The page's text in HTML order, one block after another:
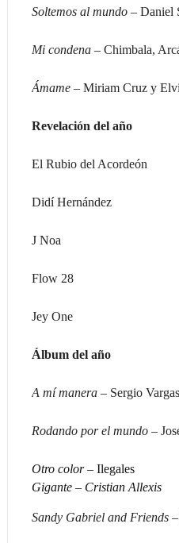
Soltemos al mundo – Daniel
Mi condena – Chimbala,
Ámame – Miriam Cruz y
Revelación del año
El Rubio del Acordeón
Didí Hernández
J Noa
Flow 28
Jey One
Álbum del año
A mí manera – Sergio Vargas
Rodando por el mundo –
Otro color – Ilegales
Gigante – Cristian Allexis
Sandy Gabriel and Friends –